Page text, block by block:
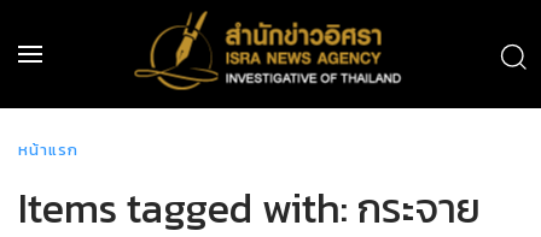
หน้าแรก
Items tagged with: กระจาย